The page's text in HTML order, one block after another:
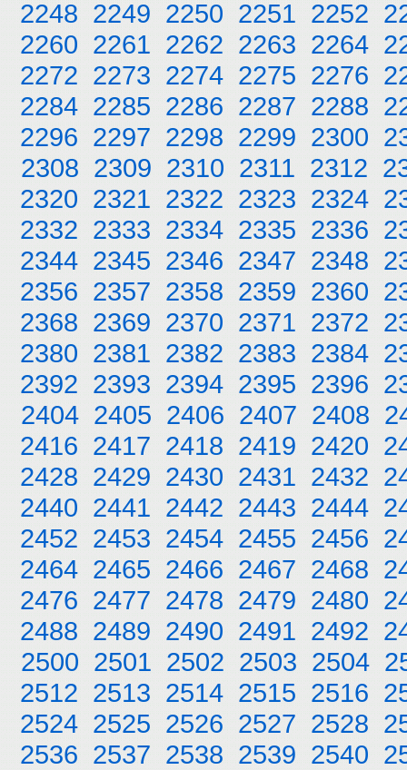
2248 2249 2250 2251 2252
2260 2261 2262 2263 2264
2272 2273 2274 2275 2276
2284 2285 2286 2287 2288
2296 2297 2298 2299 2300
2308 2309 2310 2311 2312
2320 2321 2322 2323 2324
2332 2333 2334 2335 2336
2344 2345 2346 2347 2348
2356 2357 2358 2359 2360
2368 2369 2370 2371 2372
2380 2381 2382 2383 2384
2392 2393 2394 2395 2396
2404 2405 2406 2407 2408
2416 2417 2418 2419 2420
2428 2429 2430 2431 2432
2440 2441 2442 2443 2444
2452 2453 2454 2455 2456
2464 2465 2466 2467 2468
2476 2477 2478 2479 2480
2488 2489 2490 2491 2492
2500 2501 2502 2503 2504
2512 2513 2514 2515 2516
2524 2525 2526 2527 2528
2536 2537 2538 2539 2540